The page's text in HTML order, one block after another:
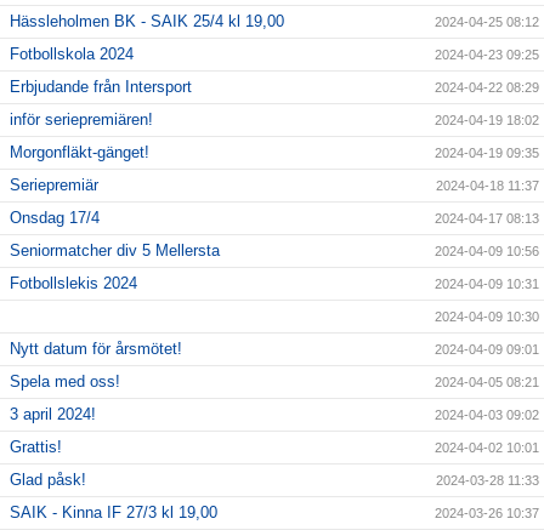
Hässleholmen BK - SAIK 25/4 kl 19,00 2024-04-25 08:12
Fotbollskola 2024 2024-04-23 09:25
Erbjudande från Intersport 2024-04-22 08:29
inför seriepremiären! 2024-04-19 18:02
Morgonfläkt-gänget! 2024-04-19 09:35
Seriepremiär 2024-04-18 11:37
Onsdag 17/4 2024-04-17 08:13
Seniormatcher div 5 Mellersta 2024-04-09 10:56
Fotbollslekis 2024 2024-04-09 10:31
2024-04-09 10:30
Nytt datum för årsmötet! 2024-04-09 09:01
Spela med oss! 2024-04-05 08:21
3 april 2024! 2024-04-03 09:02
Grattis! 2024-04-02 10:01
Glad påsk! 2024-03-28 11:33
SAIK - Kinna IF 27/3 kl 19,00 2024-03-26 10:37